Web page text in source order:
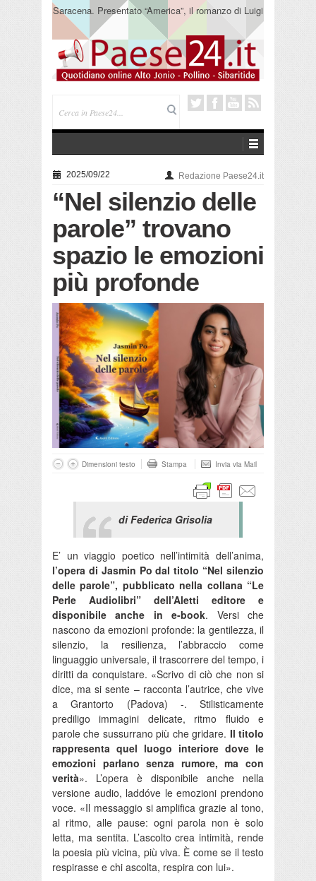
Saracena. Presentato “America”, il romanzo di Luigi
Pandolfi che racconta l’emigrazione
2025/09/22 Redazione Paese24.it
“Nel silenzio delle
parole” trovano
spazio le emozioni
più profonde
Dimensioni testo Stampa Invia via Mail
di Federica Grisolia
E’ un viaggio poetico nell’intimità dell’anima,
l’opera di Jasmin Po dal titolo “Nel silenzio
delle parole”, pubblicato nella collana “Le
Perle Audiolibri” dell’Aletti editore e
disponibile anche in e-book. Versi che
nascono da emozioni profonde: la gentilezza, il
silenzio, la resilienza, l’abbraccio come
linguaggio universale, il trascorrere del tempo, i
diritti da conquistare. «Scrivo di ciò che non si
dice, ma si sente – racconta l’autrice, che vive
a Grantorto (Padova) -. Stilisticamente
prediligo immagini delicate, ritmo fluido e
parole che sussurrano più che gridare. Il titolo
rappresenta quel luogo interiore dove le
emozioni parlano senza rumore, ma con
verità». L’opera è disponibile anche nella
versione audio, laddóve le emozioni prendono
voce. «Il messaggio si amplifica grazie al tono,
al ritmo, alle pause: ogni parola non è solo
letta, ma sentita. L’ascolto crea intimità, rende
la poesia più vicina, più viva. È come se il testo
respirasse e chi ascolta, respira con lui».